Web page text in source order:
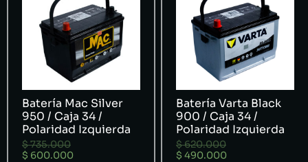
Batería Mac Silver
950 / Caja 34 /
Polaridad Izquierda
$735.000
$ 600.000
Batería Varta Black
900 / Caja 34 /
Polaridad Izquierda
$620.000
$ 490.000